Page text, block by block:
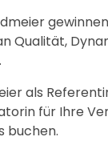
gewinnen
Qualität,
als
für Ihre
buchen.